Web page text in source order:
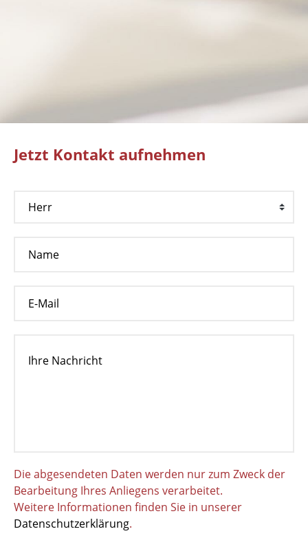
Jetzt Kontakt aufnehmen
Die abgesendeten Daten werden nur zum Zweck der
Bearbeitung Ihres Anliegens verarbeitet.
Weitere Informationen finden Sie in unserer
Datenschutzerklärung.